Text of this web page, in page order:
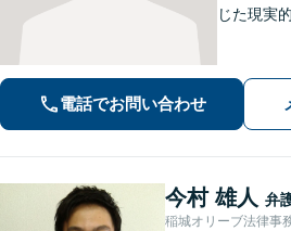
じた現実
対応】【
電話でお問い合わせ
今村 雄人 弁
稲城オリーブ法律事